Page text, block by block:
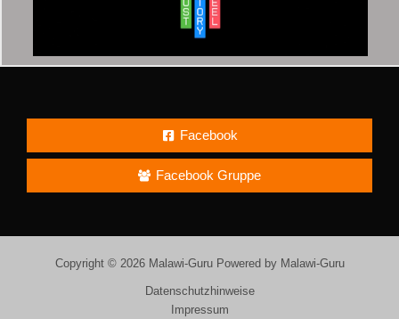
Facebook
Facebook Gruppe
Copyright © 2026 Malawi-Guru Powered by Malawi-Guru
Datenschutzhinweise
Impressum